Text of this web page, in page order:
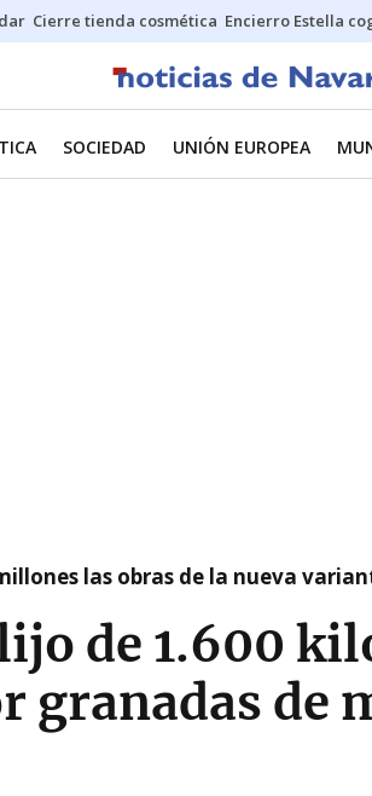
Cierre tienda cosmética Encierro Estella
SOCIEDAD UNIÓN EUROPEA
las obras de la nueva
de 1.600
granadas de